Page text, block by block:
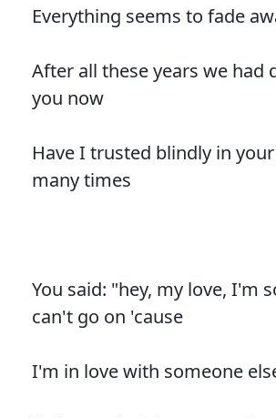
Everything seems to fade
After all these years we had
you now
Have I trusted blindly in
many times
You said: "hey, my love, I'm
can't go on 'cause
I'm in love with someone